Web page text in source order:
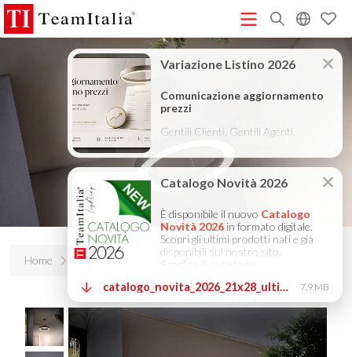
R
Listino Prezzi - 2026 (513K) Catalogo Novità 2026
DECORATIVE
CATALOGUE 2025(12M) TECHNICAL CATALOGUE 2025
COMPANY PROFILE ITA COMPANY PROFILE GB(3M) COMPANY
PROFILE DE
StarTeam 1 (introduzione)
(prodotto)
★Istruzioni Touch-Dim e Sincronizzazione (110K)
Home Prodotti Bellai outdoor